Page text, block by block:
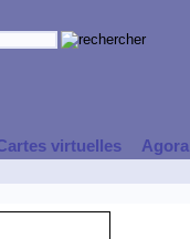
virtuelles Agora